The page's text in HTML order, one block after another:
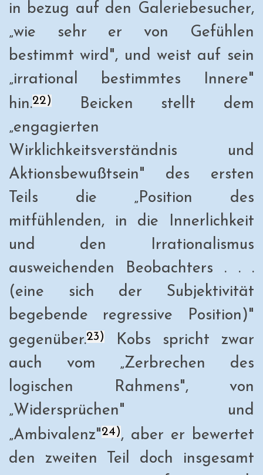
in bezug auf den Galeriebesucher,
„wie sehr er von Gefühlen
bestimmt wird", und weist auf sein
„irrational bestimmtes Innere"
hin.22)
Beicken stellt dem
„engagierten
Wirklichkeitsverständnis und
Aktionsbewußtsein" des ersten
Teils die „Position des
mitfühlenden, in die Innerlichkeit
und den Irrationalismus
ausweichenden Beobachters . . .
(eine sich der Subjektivität
begebende regressive Position)"
gegenüber.23)
Kobs spricht zwar
auch vom „Zerbrechen des
logischen Rahmens", von
„Widersprüchen" und
„Ambivalenz"24), aber er bewertet
den zweiten Teil doch insgesamt